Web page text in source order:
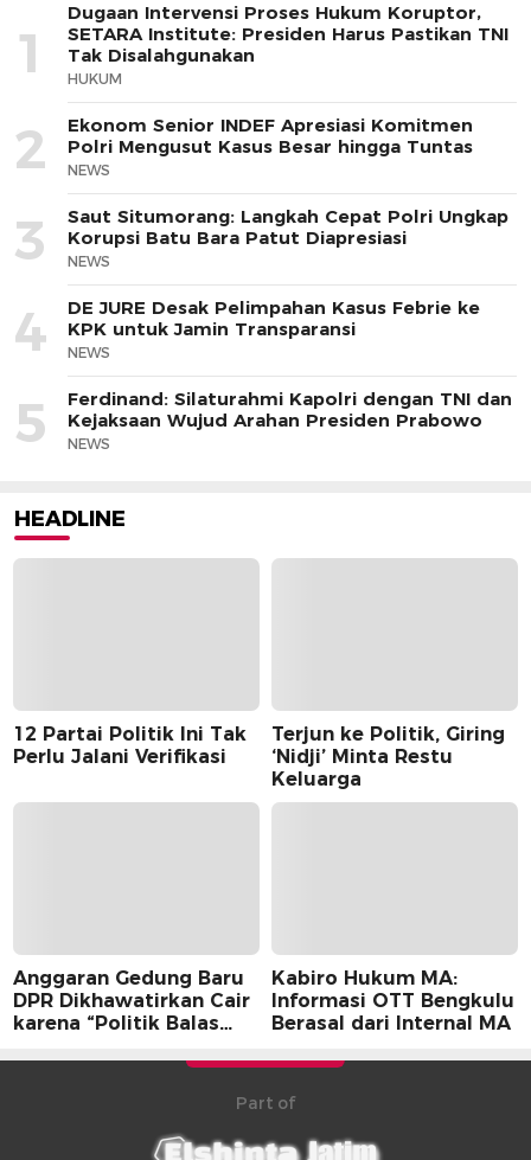
1
Dugaan Intervensi Proses Hukum Koruptor,
SETARA Institute: Presiden Harus Pastikan TNI
Tak Disalahgunakan
HUKUM
2
Ekonom Senior INDEF Apresiasi Komitmen
Polri Mengusut Kasus Besar hingga Tuntas
NEWS
3
Saut Situmorang: Langkah Cepat Polri Ungkap
Korupsi Batu Bara Patut Diapresiasi
NEWS
4
DE JURE Desak Pelimpahan Kasus Febrie ke
KPK untuk Jamin Transparansi
NEWS
5
Ferdinand: Silaturahmi Kapolri dengan TNI dan
Kejaksaan Wujud Arahan Presiden Prabowo
NEWS
HEADLINE
12 Partai Politik Ini Tak
Perlu Jalani Verifikasi
Terjun ke Politik, Giring
‘Nidji’ Minta Restu
Keluarga
Anggaran Gedung Baru
DPR Dikhawatirkan Cair
karena “Politik Balas
Kabiro Hukum MA:
Informasi OTT Bengkulu
Berasal dari Internal MA
Part of